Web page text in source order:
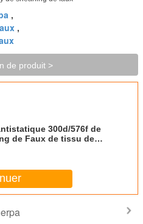
,
,
de produit >
300d/576f de
de Faux de tissu de